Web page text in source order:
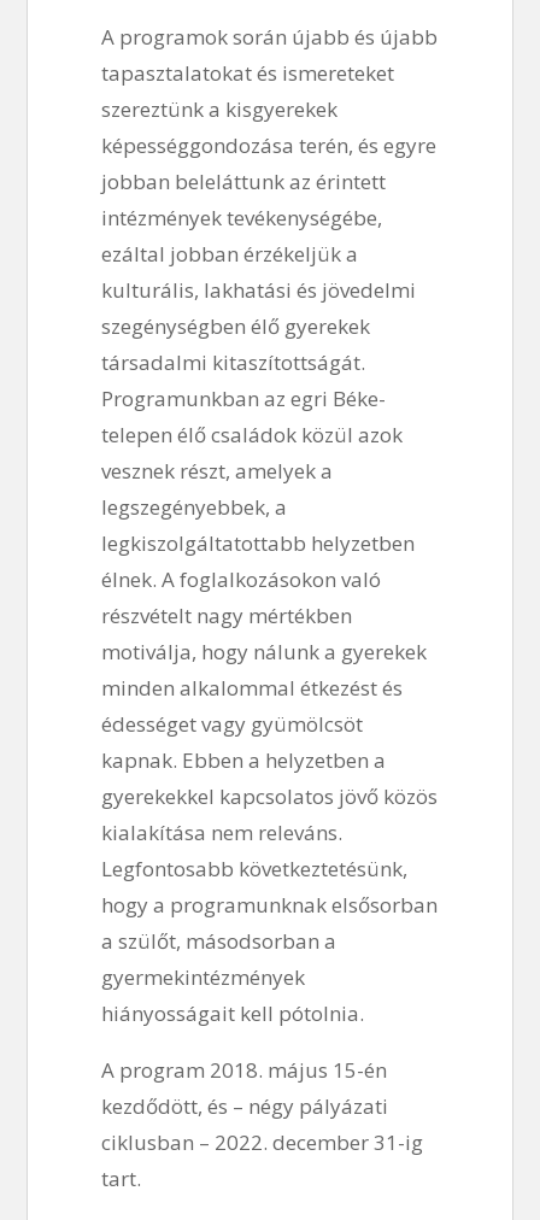
A programok során újabb és újabb
tapasztalatokat és ismereteket
szereztünk a kisgyerekek
képességgondozása terén, és egyre
jobban beleláttunk az érintett
intézmények tevékenységébe,
ezáltal jobban érzékeljük a
kulturális, lakhatási és jövedelmi
szegénységben élő gyerekek
társadalmi kitaszítottságát.
Programunkban az egri Béke-
telepen élő családok közül azok
vesznek részt, amelyek a
legszegényebbek, a
legkiszolgáltatottabb helyzetben
élnek. A foglalkozásokon való
részvételt nagy mértékben
motiválja, hogy nálunk a gyerekek
minden alkalommal étkezést és
édességet vagy gyümölcsöt
kapnak. Ebben a helyzetben a
gyerekekkel kapcsolatos jövő közös
kialakítása nem releváns.
Legfontosabb következtetésünk,
hogy a programunknak elsősorban
a szülőt, másodsorban a
gyermekintézmények
hiányosságait kell pótolnia.
A program 2018. május 15-én
kezdődött, és – négy pályázati
ciklusban – 2022. december 31-ig
tart.